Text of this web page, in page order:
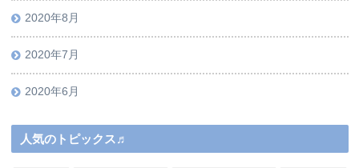
2020年8月
2020年7月
2020年6月
人気のトピックス♬